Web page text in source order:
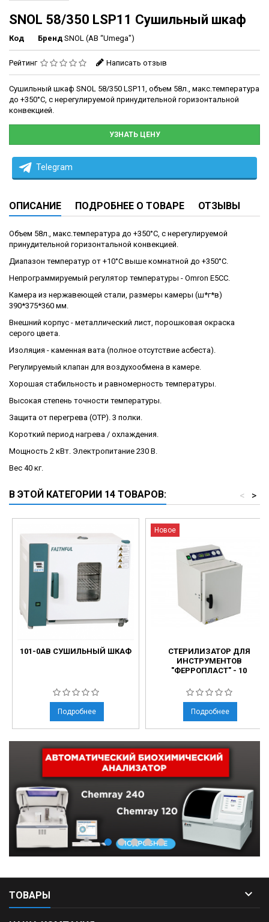
SNOL 58/350 LSP11 Сушильный шкаф
Код Бренд SNOL (AB “Umega")
Рейтинг Написать отзыв
Сушильный шкаф SNOL 58/350 LSP11, объем 58л., макс.температура
до +350°С, с нерегулируемой принудительной горизонтальной
конвекцией.
УЗНАТЬ ЦЕНУ
Telegram
ОПИСАНИЕ ПОДРОБНЕЕ О ТОВАРЕ ОТЗЫВЫ
Объем 58л., макс.температура до +350°С, с нерегулируемой
принудительной горизонтальной конвекцией.
Диапазон температур от +10°С выше комнатной до +350°С.
Непрограммируемый регулятор температуры - Omron E5CC.
Камера из нержавеющей стали, размеры камеры (ш*г*в)
390*375*360 мм.
Внешний корпус - металлический лист, порошковая окраска
серого цвета.
Изоляция - каменная вата (полное отсутствие асбеста).
Регулируемый клапан для воздухообмена в камере.
Хорошая стабильность и равномерность температуры.
Высокая степень точности температуры.
Защита от перегрева (OTP). 3 полки.
Короткий период нагрева / охлаждения.
Мощность 2 кВт. Электропитание 230 В.
Вес 40 кг.
В ЭТОЙ КАТЕГОРИИ 14 ТОВАРОВ: >
<
101-0AB СУШИЛЬНЫЙ ШКАФ
Подробнее
Новое
СТЕРИЛИЗАТОР ДЛЯ
ИНСТРУМЕНТОВ
"ФЕРРОПЛАСТ" - 10
Подробнее
ТОВАРЫ 